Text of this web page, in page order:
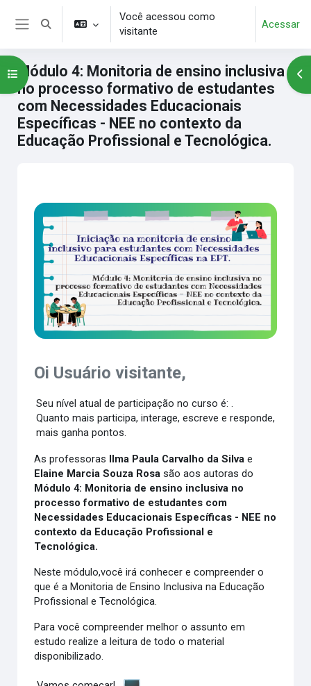
Ir para o conteúdo principal
Alternar entrada de pesquisa
Você acessou como
visitante
Acessar
Módulo 4: Monitoria de ensino inclusiva
no processo formativo de estudantes
com Necessidades Educacionais
Específicas - NEE no contexto da
Educação Profissional e Tecnológica.
Abrir índice do curso
Contorno da seção
Oi Usuário visitante,
Seu nível atual de participação no curso é: .
Quanto mais participa, interage, escreve e responde,
mais ganha pontos.
As professoras Ilma Paula Carvalho da Silvae
Elaine Marcia Souza Rosa são aos autoras do
Módulo 4: Monitoria de ensino inclusiva no
processo formativo de estudantes com
Necessidades Educacionais Específicas - NEE no
contexto da Educação Profissional e
Tecnológica.
Neste módulo,você irá conhecer e compreender o
que é a Monitoria de Ensino Inclusiva na Educação
Profissional e Tecnológica.
Para você compreender melhor o assunto em
estudo realize a leitura de todo o material
disponibilizado.